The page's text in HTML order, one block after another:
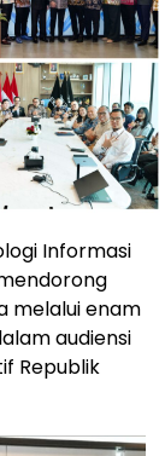
Informasi
melalui enam
audiensi
Republik